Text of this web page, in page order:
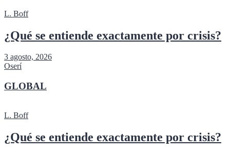
L. Boff
¿Qué se entiende exactamente por crisis?
3 agosto, 2026
Oserí
GLOBAL
L. Boff
¿Qué se entiende exactamente por crisis?